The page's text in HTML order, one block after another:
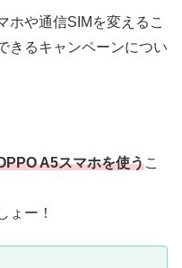
ホや通信SIMを変えるこ
きるキャンペーンについ
A5スマホを使うこ
ょー！